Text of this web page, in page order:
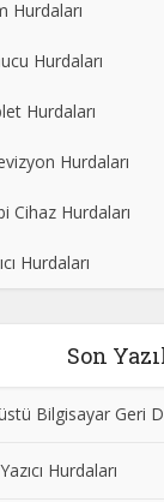
Hurdaları
Hurdaları
Hurdaları
Hurdaları
Cihaz Hurdaları
Hurdaları
Son
Bilgisayar Geri
Hurdaları